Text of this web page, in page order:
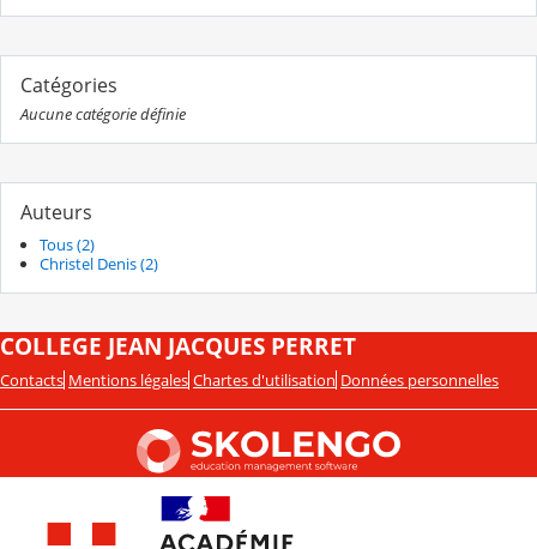
Catégories
Aucune catégorie définie
Auteurs
Tous (2)
Christel Denis (2)
COLLEGE JEAN JACQUES PERRET
Contacts Mentions légales Chartes d'utilisation Données personnelles